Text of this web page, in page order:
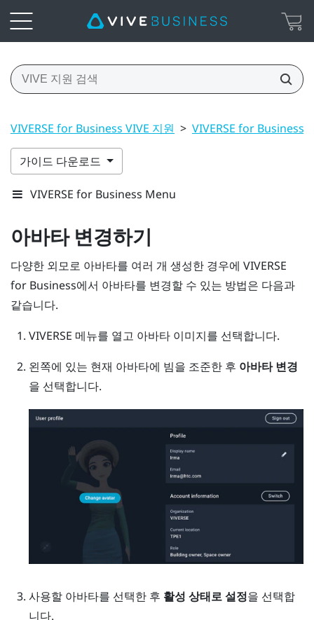
VIVERSE for Business VIVE 지원 > VIVERSE for Business
가이드 다운로드
VIVERSE for Business Menu
아바타 변경하기
다양한 외모로 아바타를 여러 개 생성한 경우에 VIVERSE
for Business에서 아바타를 변경할 수 있는 방법은 다음과
같습니다.
VIVERSE 메뉴를 열고 아바타 이미지를 선택합니다.
왼쪽에 있는 현재 아바타에 빔을 조준한 후 아바타 변경
을 선택합니다.
사용할 아바타를 선택한 후 활성 상태로 설정을 선택합
니다.